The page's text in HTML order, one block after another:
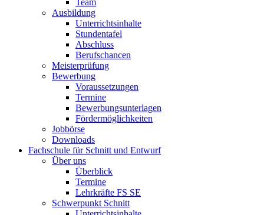
Team
Ausbildung
Unterrichtsinhalte
Stundentafel
Abschluss
Berufschancen
Meisterprüfung
Bewerbung
Voraussetzungen
Termine
Bewerbungsunterlagen
Fördermöglichkeiten
Jobbörse
Downloads
Fachschule für Schnitt und Entwurf
Über uns
Überblick
Termine
Lehrkräfte FS SE
Schwerpunkt Schnitt